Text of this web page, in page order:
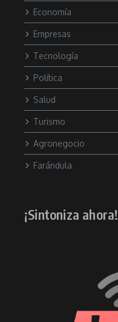
Economía
Empresas
Tecnología
Política
Salud
Turismo
Agronegocio
Farándula
¡Sintoniza ahora!